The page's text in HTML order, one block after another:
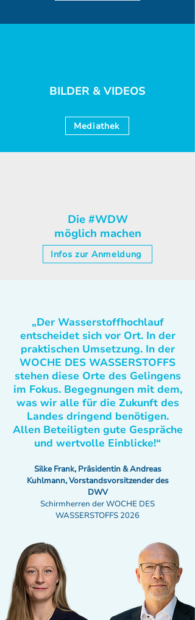
BILDER & VIDEOS
Mediathek
Die #WDW
möglich machen
Infos zur Anmeldung
„Der Wasserstoffhochlauf
entscheidet sich vor Ort. In der
praktischen Umsetzung. In der
WOCHE DES WASSERSTOFFS
stehen diese Orte des Gelingens
im Fokus. Begegnungen mit dem,
was wir alle für die Zukunft des
Landes dringend benötigen.
Allen Beteiligten gute Gespräche
und wertvolle Einblicke!“
Silke Frank, Präsidentin & Andreas
Kuhlmann, Vorstandsvorsitzender des
DWV
Schirmherren der WOCHE DES
WASSERSTOFFS 2026